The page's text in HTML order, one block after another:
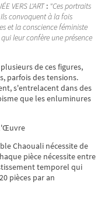
VERS L'ART: "Ces portraits
convoquent à la fois
et la conscience féministe
leur confère une présence
de ces figures,
parfois des tensions.
s'entrelacent dans des
que les enluminures
l'Œuvre
Chaouali nécessite de
pièce nécessite entre
temporel qui
pièces par an